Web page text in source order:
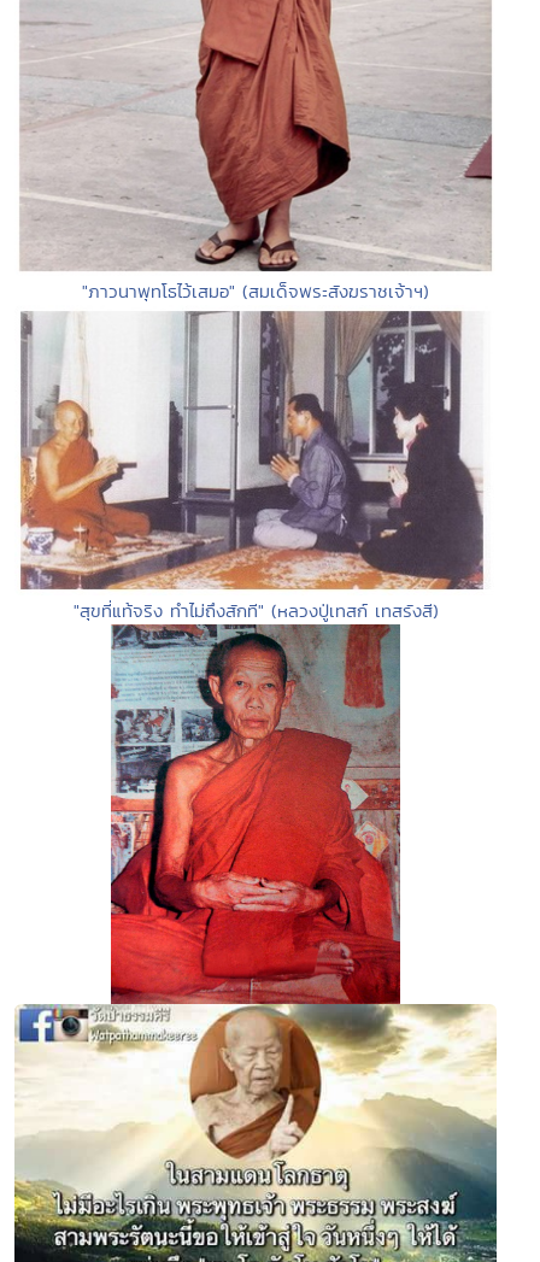
"ภาวนาพุทโธไว้เสมอ" (สมเด็จพระสังฆราชเจ้าฯ)
"สุขที่แท้จริง ทำไม่ถึงสักที" (หลวงปู่เทสก์ เทสรังสี)